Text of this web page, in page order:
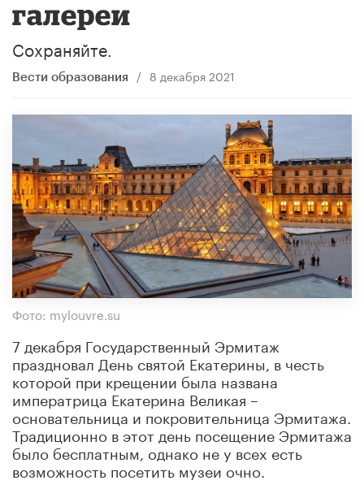
галереи
Сохраняйте.
Вести образования / 8 декабря 2021
Фото: mylouvre.su
7 декабря Государственный Эрмитаж
праздновал День святой Екатерины, в честь
которой при крещении была названа
императрица Екатерина Великая –
основательница и покровительница Эрмитажа.
Традиционно в этот день посещение Эрмитажа
было бесплатным, однако не у всех есть
возможность посетить музеи очно.